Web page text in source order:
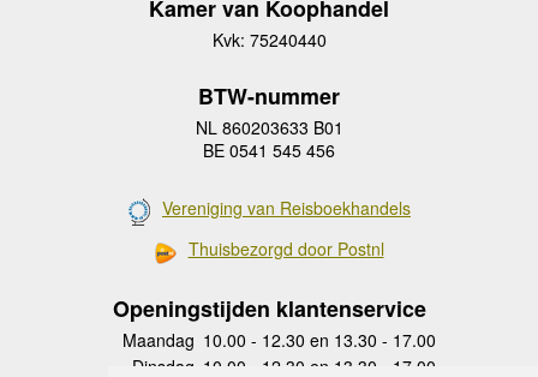
Kamer van Koophandel
Kvk: 75240440
BTW-nummer
NL 860203633 B01
BE 0541 545 456
Vereniging van Reisboekhandels
Thuisbezorgd door Postnl
Openingstijden klantenservice
Maandag 10.00 - 12.30 en 13.30 - 17.00
Dinsdag 10.00 - 12.30 en 13.30 - 17.00